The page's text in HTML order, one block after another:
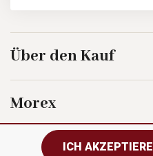
Über den Kauf
Morex
ICH AKZEPTIERE